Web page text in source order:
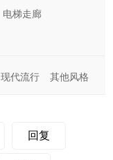
电梯走廊
现代流行 其他风格
回复